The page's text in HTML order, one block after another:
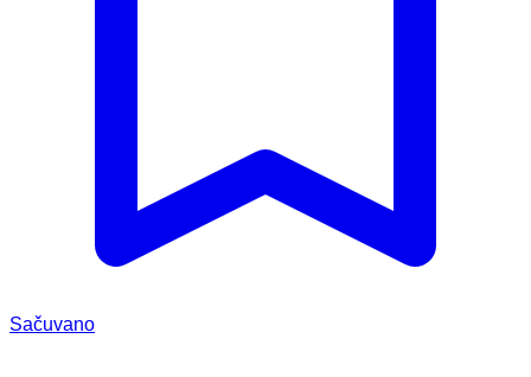
Sačuvano